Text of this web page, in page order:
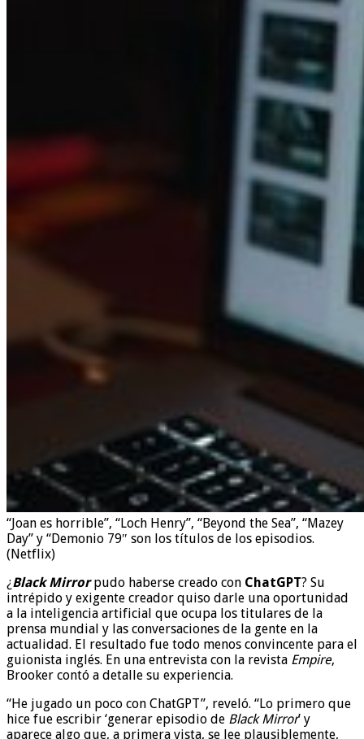
“Joan es horrible”, “Loch Henry”, “Beyond the Sea”, “Mazey
Day” y “Demonio 79″ son los títulos de los episodios.
(Netflix)
¿Black Mirrorpudo haberse creado con ChatGPT? Su
intrépido y exigente creador quiso darle una oportunidad
a la inteligencia artificial que ocupa los titulares de la
prensa mundial y las conversaciones de la gente en la
actualidad. El resultado fue todo menos convincente para el
guionista inglés. En una entrevista con la revista Empire,
Brooker contó a detalle su experiencia.
“He jugado un poco con ChatGPT”, reveló. “Lo primero que
hice fue escribir ‘generar episodio de Black Mirror’ y
aparece algo que, a primera vista, se lee plausiblemente,